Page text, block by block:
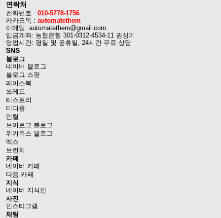
연락처
전화번호 : 010-5778-1756
카카오톡 : automatethem
이메일: automatethem@gmail.com
입금계좌: 농협은행 301-0312-4534-11 권상기
영업시간: 평일 및 공휴일, 24시간 무료 상담
SNS
블로그
네이버 블로그
블로그 스팟
페이스북
쓰레드
티스토리
미디움
언틸
브이로그 블로그
위키독스 블로그
엑스
브런치
카페
네이버 카페
다음 카페
지식
네이버 지식인
사진
인스타그램
채팅